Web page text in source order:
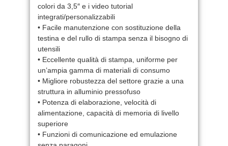
colori da 3,5″ e i video tutorial
integrati/personalizzabili
• Facile manutenzione con sostituzione della
testina e del rullo di stampa senza il bisogno di
utensili
• Eccellente qualità di stampa, uniforme per
un’ampia gamma di materiali di consumo
• Migliore robustezza del settore grazie a una
struttura in alluminio pressofuso
• Potenza di elaborazione, velocità di
alimentazione, capacità di memoria di livello
superiore
• Funzioni di comunicazione ed emulazione